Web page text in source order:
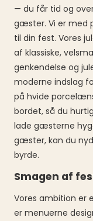
— du får tid og
gæster. Vi er med
til din fest. Vores
af klassiske,
genkendelse og
moderne indslag
på hvide
bordet, så du
lade gæsterne
gæster, kan du
byrde.
Smagen af
Vores ambition er
er menuerne